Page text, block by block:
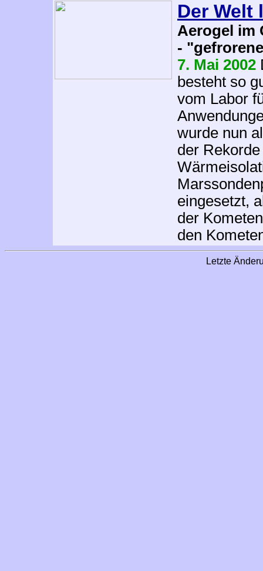
Der
Aerogel im
-
7. Mai 2002
besteht so
vom Labor
wurde nun
der
eingesetzt,
der
den
Letzte